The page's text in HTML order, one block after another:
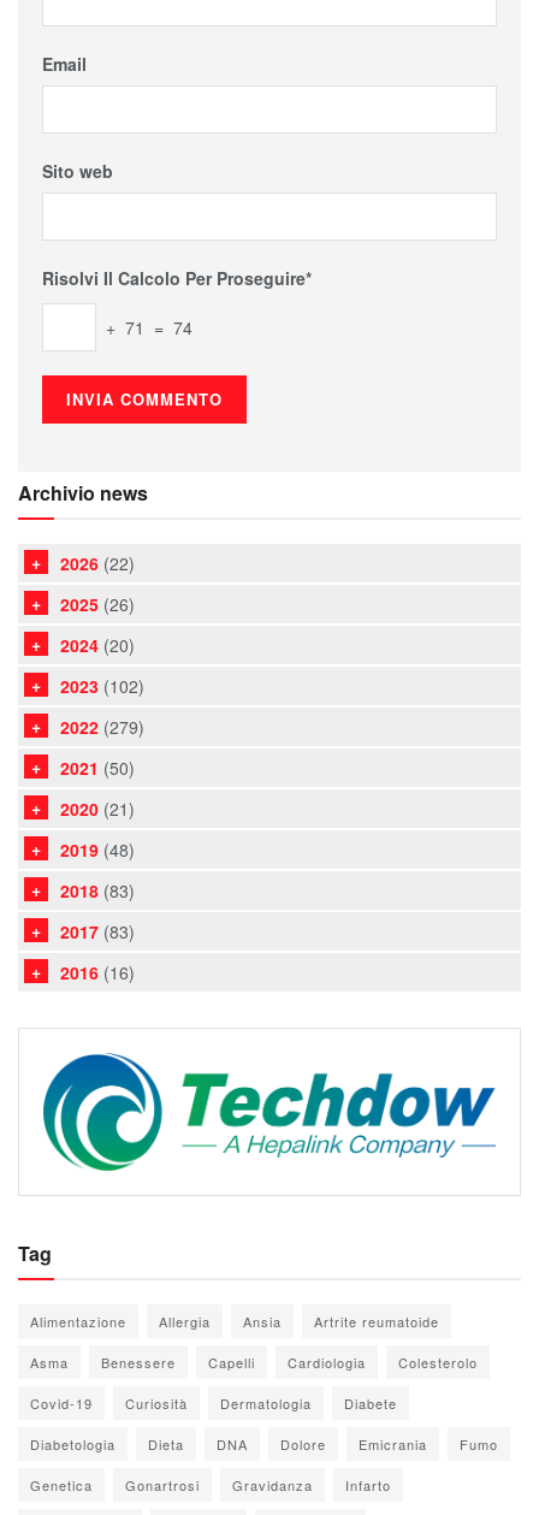
Email
Sito web
Risolvi Il Calcolo Per Proseguire*
+ 71 = 74
Archivio news
2026 (22)
2025 (26)
2024 (20)
2023 (102)
2022 (279)
2021 (50)
2020 (21)
2019 (48)
2018 (83)
2017 (83)
2016 (16)
Tag
Alimentazione Allergia Ansia Artrite reumatoide
Asma Benessere Capelli Cardiologia Colesterolo
Covid-19 Curiosità Dermatologia Diabete
Diabetologia Dieta DNA Dolore Emicrania Fumo
Genetica Gonartrosi Gravidanza Infarto